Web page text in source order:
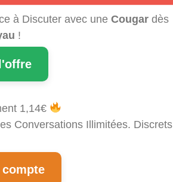
à Discuter avec une Cougardès
!
1,14€
Conversations Illimitées. Discrets